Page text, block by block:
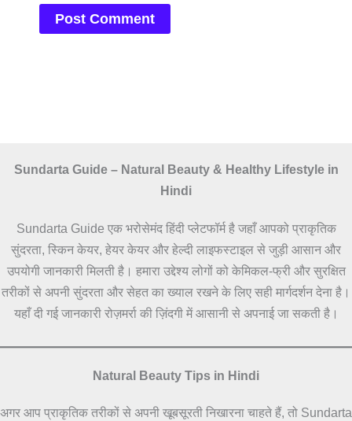
Sundarta Guide – Natural Beauty & Healthy Lifestyle in
Hindi
Sundarta Guide एक भरोसेमंद हिंदी प्लेटफॉर्म है जहाँ आपको प्राकृतिक
सुंदरता, स्किन केयर, हेयर केयर और हेल्दी लाइफस्टाइल से जुड़ी आसान और
उपयोगी जानकारी मिलती है। हमारा उद्देश्य लोगों को केमिकल-फ्री और सुरक्षित
तरीकों से अपनी सुंदरता और सेहत का ख्याल रखने के लिए सही मार्गदर्शन देना है।
यहाँ दी गई जानकारी रोज़मर्रा की ज़िंदगी में आसानी से अपनाई जा सकती है।
Natural Beauty Tips in Hindi
अगर आप प्राकृतिक तरीकों से अपनी खूबसूरती निखारना चाहते हैं, तो Sundarta